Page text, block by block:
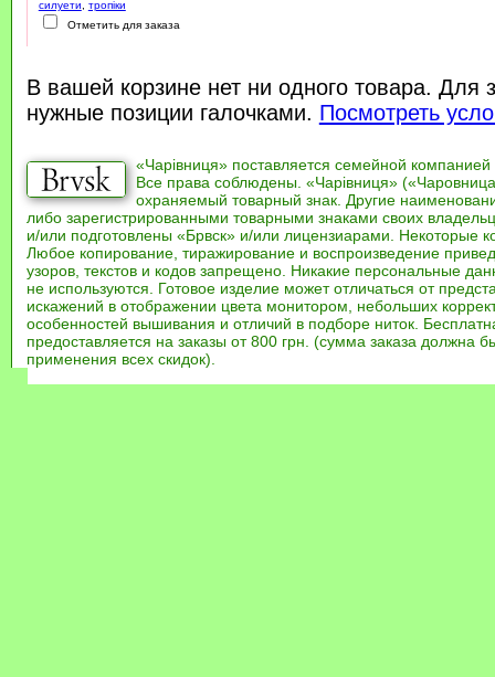
силуети
тропіки
Отметить для заказа
В вашей корзине нет ни одного товара. Для
нужные позиции галочками. Посмотреть
«Чарівниця» поставляется семейной компанией
Все права соблюдены. «Чарівниця»
охраняемый товарный знак. Другие
либо зарегистрированными товарными знаками своих
и/или подготовлены «Брвск» и/или лицензиарами. Некоторые
Любое копирование, тиражирование и воспроизведение
узоров, текстов и кодов запрещено. Никакие персональные
не используются. Готовое изделие может отличаться от
искажений в отображении цвета монитором, небольших
особенностей вышивания и отличий в подборе ниток.
предоставляется на заказы от 800 грн. (сумма заказа должна
применения всех скидок).